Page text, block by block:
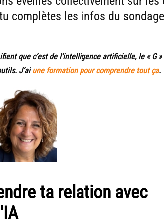
complètes les infos du
que c’est de l’intelligence artificielle, le « G
J’aiune formation pour comprendre tout ça.
ta relation avec
l'IA